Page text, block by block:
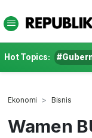
Hot Topics:
Ekonomi Bisnis
Wamen